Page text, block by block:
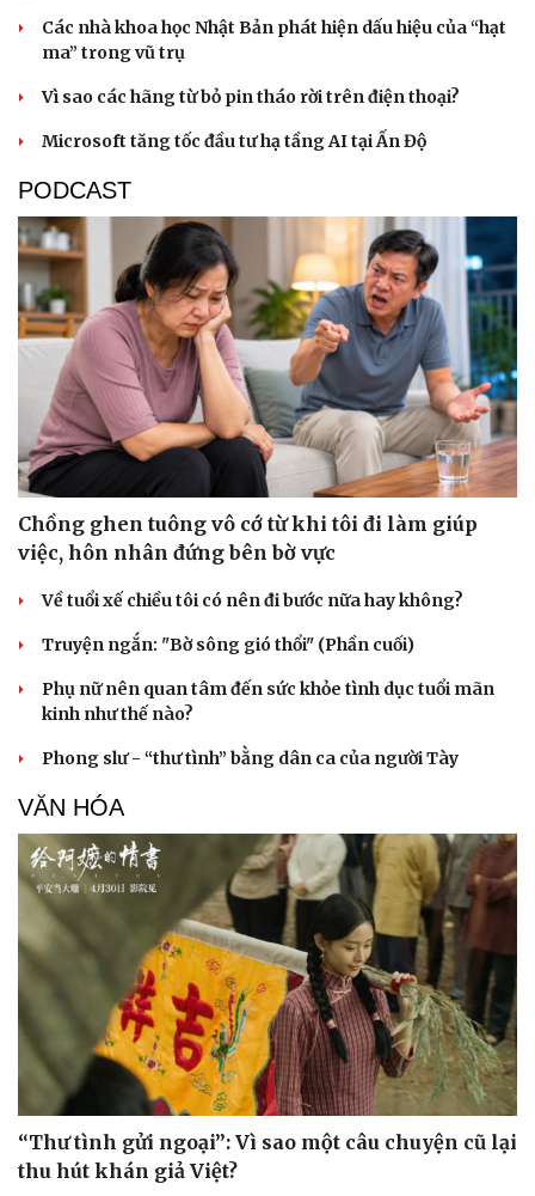
Bóng đá
Lịch thi đấu bóng đá
Thế giới thể thao
eSports
Ô tô
Xe máy
Các nhà khoa học Nhật Bản phát hiện dấu hiệu của “hạt
ma” trong vũ trụ
Vì sao các hãng từ bỏ pin tháo rời trên điện thoại?
Microsoft tăng tốc đầu tư hạ tầng AI tại Ấn Độ
PODCAST
Chồng ghen tuông vô cớ từ khi tôi đi làm giúp
việc, hôn nhân đứng bên bờ vực
Về tuổi xế chiều tôi có nên đi bước nữa hay không?
Truyện ngắn: "Bờ sông gió thổi" (Phần cuối)
Phụ nữ nên quan tâm đến sức khỏe tình dục tuổi mãn
kinh như thế nào?
Phong slư - “thư tình” bằng dân ca của người Tày
VĂN HÓA
“Thư tình gửi ngoại”: Vì sao một câu chuyện cũ lại
thu hút khán giả Việt?